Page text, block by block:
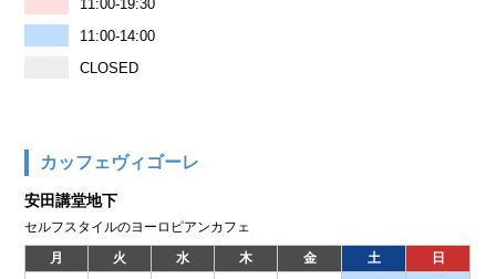
11:00-19:30
11:00-14:00
CLOSED
カッフェヴィゴーレ
安田講堂地下
セルフスタイルのヨーロピアンカフェ
月 火 水 木 金 土 日